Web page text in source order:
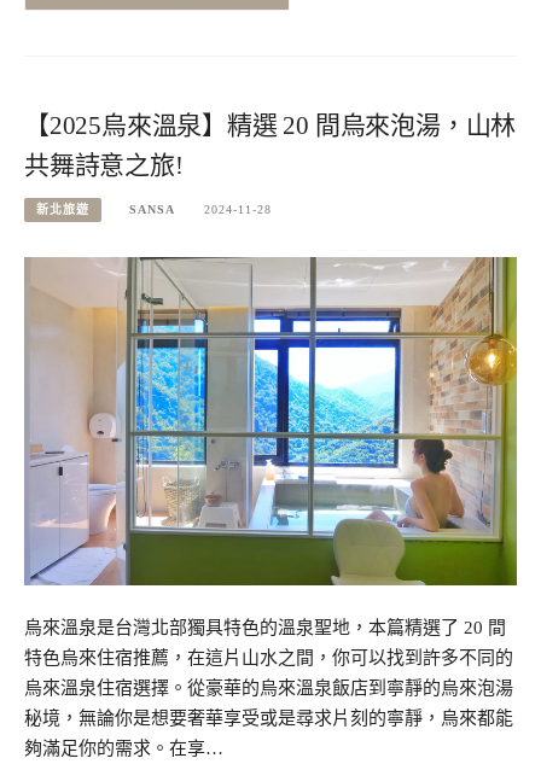
【2025烏來溫泉】精選 20 間烏來泡湯，山林
共舞詩意之旅!
新北旅遊 SANSA 2024-11-28
烏來溫泉是台灣北部獨具特色的溫泉聖地，本篇精選了 20 間
特色烏來住宿推薦，在這片山水之間，你可以找到許多不同的
烏來溫泉住宿選擇。從豪華的烏來溫泉飯店到寧靜的烏來泡湯
秘境，無論你是想要奢華享受或是尋求片刻的寧靜，烏來都能
夠滿足你的需求。在享…